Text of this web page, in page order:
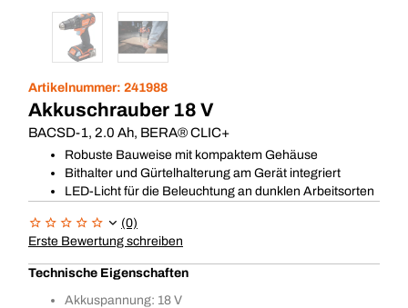
Artikelnummer: 241988
Akkuschrauber 18 V
BACSD-1, 2.0 Ah, BERA® CLIC+
Robuste Bauweise mit kompaktem Gehäuse
Bithalter und Gürtelhalterung am Gerät integriert
LED-Licht für die Beleuchtung an dunklen Arbeitsorten
(0)
Erste Bewertung schreiben
Technische Eigenschaften
Akkuspannung: 18 V